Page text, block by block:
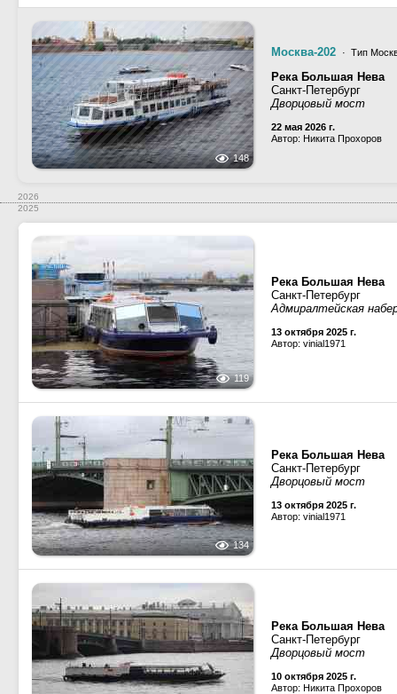
148
Москва-202 · Тип
Река Большая Нева
Санкт-Петербург
Дворцовый мост
22 мая 2026 г.
Автор: Никита Прохоров
2026
2025
119
Река Большая Нева
Санкт-Петербург
Адмиралтейская
13 октября 2025 г.
Автор: vinial1971
134
Река Большая Нева
Санкт-Петербург
Дворцовый мост
13 октября 2025 г.
Автор: vinial1971
Река Большая Нева
Санкт-Петербург
Дворцовый мост
10 октября 2025 г.
Автор: Никита Прохоров